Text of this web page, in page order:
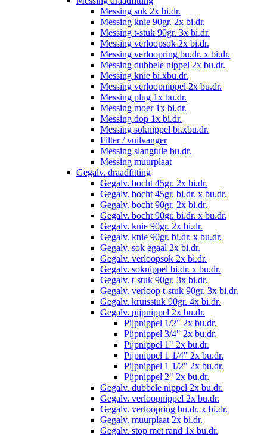
Messing sok 2x bi.dr.
Messing knie 90gr. 2x bi.dr.
Messing t-stuk 90gr. 3x bi.dr.
Messing verloopsok 2x bi.dr.
Messing verloopring bu.dr. x bi.dr.
Messing dubbele nippel 2x bu.dr.
Messing knie bi.xbu.dr.
Messing verloopnippel 2x bu.dr.
Messing plug 1x bu.dr.
Messing moer 1x bi.dr.
Messing dop 1x bi.dr.
Messing soknippel bi.xbu.dr.
Filter / vuilvanger
Messing slangtule bu.dr.
Messing muurplaat
Gegalv. draadfitting
Gegalv. bocht 45gr. 2x bi.dr.
Gegalv. bocht 45gr. bi.dr. x bu.dr.
Gegalv. bocht 90gr. 2x bi.dr.
Gegalv. bocht 90gr. bi.dr. x bu.dr.
Gegalv. knie 90gr. 2x bi.dr.
Gegalv. knie 90gr. bi.dr. x bu.dr.
Gegalv. sok egaal 2x bi.dr.
Gegalv. verloopsok 2x bi.dr.
Gegalv. soknippel bi.dr. x bu.dr.
Gegalv. t-stuk 90gr. 3x bi.dr.
Gegalv. verloop t-stuk 90gr. 3x bi.dr.
Gegalv. kruisstuk 90gr. 4x bi.dr.
Gegalv. pijpnippel 2x bu.dr.
Pijpnippel 1/2" 2x bu.dr.
Pijpnippel 3/4" 2x bu.dr.
Pijpnippel 1" 2x bu.dr.
Pijpnippel 1 1/4" 2x bu.dr.
Pijpnippel 1 1/2" 2x bu.dr.
Pijpnippel 2" 2x bu.dr.
Gegalv. dubbele nippel 2x bu.dr.
Gegalv. verloopnippel 2x bu.dr.
Gegalv. verloopring bu.dr. x bi.dr.
Gegalv. muurplaat 2x bi.dr.
Gegalv. stop met rand 1x bu.dr.